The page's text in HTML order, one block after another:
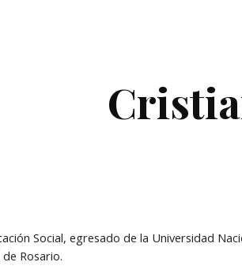
Social, egresado de la Universidad
Rosario.